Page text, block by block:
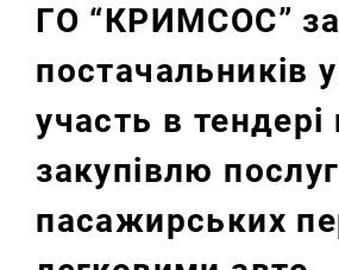
ГО “КРИМСОС”
постачальників
участь в тендері
закупівлю послуг
пасажирських